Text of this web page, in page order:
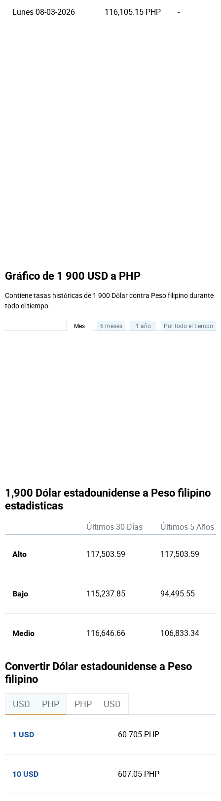
Lunes 08-03-2026 116,105.15 PHP -
Gráfico de 1 900 USD a PHP
Contiene tasas históricas de 1 900 Dólar contra Peso filipino durante
todo el tiempo.
Mes 6 meses 1 año Por todo el tiempo
1,900 Dólar estadounidense a Peso filipino
estadisticas
Últimos 30 Días Últimos 5 Años
Alto 117,503.59 117,503.59
Bajo 115,237.85 94,495.55
Medio 116,646.66 106,833.34
Convertir Dólar estadounidense a Peso
filipino
USD PHP PHP USD
1 USD 60.705 PHP
10 USD 607.05 PHP